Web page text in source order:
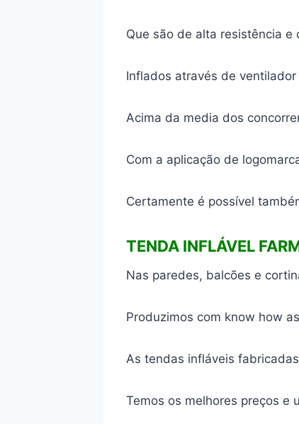
Que são de alta resistência e
Inflados através de
Acima da media dos
Com a aplicação de
Certamente é possível
TENDA INFLÁVEL
Nas paredes, balcões e
Produzimos com know how
As tendas infláveis
Temos os melhores preços e